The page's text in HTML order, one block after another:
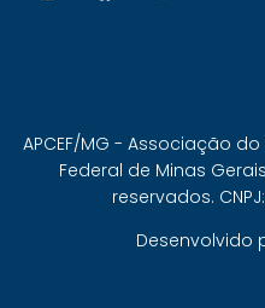
APCEF/MG - Associação
Federal de Minas
reservados.
Desenvolvido